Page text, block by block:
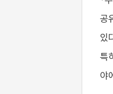
공
있
특
야